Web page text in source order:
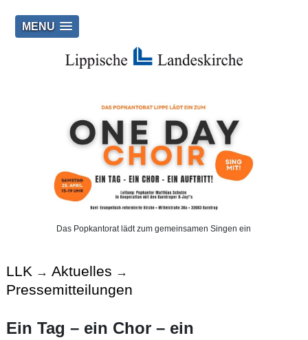
MENU
Das Popkantorat lädt zum gemeinsamen Singen ein
LLK → Aktuelles →
Pressemitteilungen
Ein Tag – ein Chor – ein